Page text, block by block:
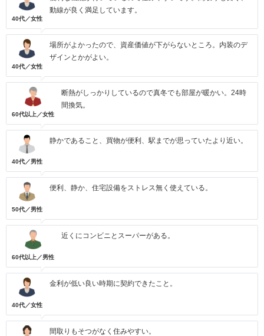
40代／女性
動線が良く満足しています。
40代／女性
場所がよかったので、資産価値が下がらないところ。内装のデ
ザインとかがよい。
60代以上／女性
断熱がしっかりしているので真冬でも部屋が暖かい。24時
間換気。
40代／男性
静かであること、買物が便利、駅までが思っていたより近い。
50代／男性
便利、静か、住宅設備をストレス無く使えている。
60代以上／男性
近くにコンビニとスーパーがある。
40代／女性
金利が低い良い時期に契約できたこと。
間取りもそつがなく住みやすい。